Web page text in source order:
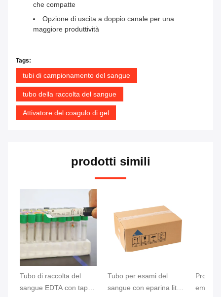
che compatte
Opzione di uscita a doppio canale per una
maggiore produttività
Tags:
tubi di campionamento del sangue
tubo della raccolta del sangue
Attivatore del coagulo di gel
prodotti simili
Tubo di raccolta del
sangue EDTA con tappo
Tubo per esami del
sangue con eparina litio